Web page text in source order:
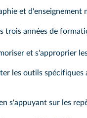
et d'enseignement
trois années de
et s'approprier
les outils spécifiques
s'appuyant sur les